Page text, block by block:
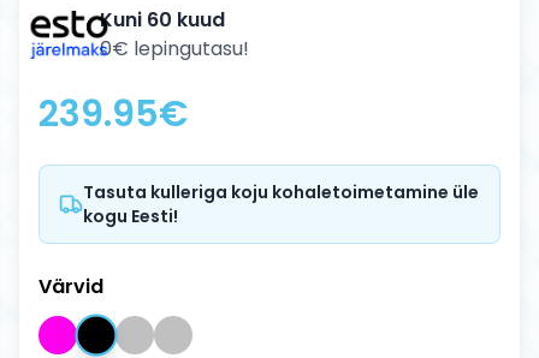
Kuni 60 kuud
0€ lepingutasu!
239.95€
Tasuta kulleriga koju kohaletoimetamine üle
kogu Eesti!
Värvid